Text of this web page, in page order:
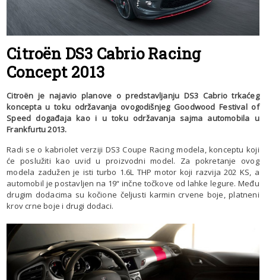
Citroën DS3 Cabrio Racing
Concept 2013
Citroën je najavio planove o predstavljanju DS3 Cabrio trkaćeg
koncepta u toku održavanja ovogodišnjeg Goodwood Festival of
Speed događaja kao i u toku održavanja sajma automobila u
Frankfurtu 2013.
Radi se o kabriolet verziji DS3 Coupe Racing modela, konceptu koji
će poslužiti kao uvid u proizvodni model. Za pokretanje ovog
modela zadužen je isti turbo 1.6L THP motor koji razvija 202 KS, a
automobil je postavljen na 19“ inčne točkove od lahke legure. Među
drugim dodacima su kočione čeljusti karmin crvene boje, platneni
krov crne boje i drugi dodaci.